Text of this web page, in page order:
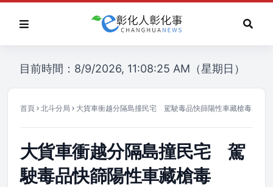
目前時間：8/9/2026, 11:08:25 AM（星期日）
首頁 北斗分局 大貨車衝越分隔島撞民宅 駕駛毒品快篩陽性車藏槍毒
大貨車衝越分隔島撞民宅 駕
駛毒品快篩陽性車藏槍毒